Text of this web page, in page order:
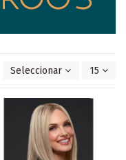
Seleccionar 15